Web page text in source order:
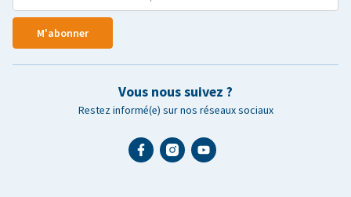
M'abonner
Vous nous suivez ?
Restez informé(e) sur nos réseaux sociaux